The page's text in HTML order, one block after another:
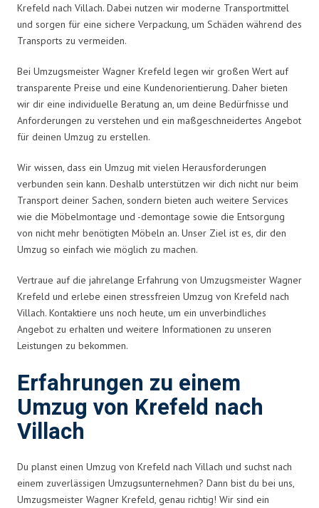
Krefeld nach Villach. Dabei nutzen wir moderne Transportmittel
und sorgen für eine sichere Verpackung, um Schäden während des
Transports zu vermeiden.
Bei Umzugsmeister Wagner Krefeld legen wir großen Wert auf
transparente Preise und eine Kundenorientierung. Daher bieten
wir dir eine individuelle Beratung an, um deine Bedürfnisse und
Anforderungen zu verstehen und ein maßgeschneidertes Angebot
für deinen Umzug zu erstellen.
Wir wissen, dass ein Umzug mit vielen Herausforderungen
verbunden sein kann. Deshalb unterstützen wir dich nicht nur beim
Transport deiner Sachen, sondern bieten auch weitere Services
wie die Möbelmontage und -demontage sowie die Entsorgung
von nicht mehr benötigten Möbeln an. Unser Ziel ist es, dir den
Umzug so einfach wie möglich zu machen.
Vertraue auf die jahrelange Erfahrung von Umzugsmeister Wagner
Krefeld und erlebe einen stressfreien Umzug von Krefeld nach
Villach. Kontaktiere uns noch heute, um ein unverbindliches
Angebot zu erhalten und weitere Informationen zu unseren
Leistungen zu bekommen.
Erfahrungen zu einem
Umzug von Krefeld nach
Villach
Du planst einen Umzug von Krefeld nach Villach und suchst nach
einem zuverlässigen Umzugsunternehmen? Dann bist du bei uns,
Umzugsmeister Wagner Krefeld, genau richtig! Wir sind ein